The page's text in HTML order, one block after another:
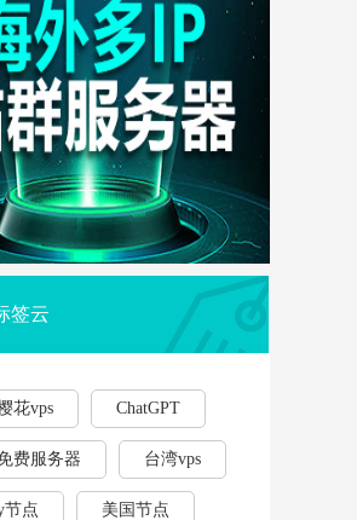
加速免费安装
家教你安全搭建“游...
点配置连接后无法科...
业和个人利用vps，能...
云服务器用作游戏挂...
签云
花vps ChatGPT
费服务器 台湾vps
节点 美国节点